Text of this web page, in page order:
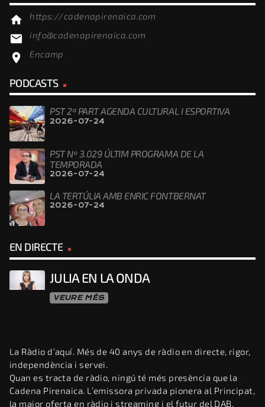
home https://cadenapirenaica.com
email info@cadenapirenaica.com
location_on Encamp
PODCASTS
PST 2ª PART AGENDA CULTURAL I ESPORTIVA
2026-07-24
PST Nº 3.029 ÚLTIM PROGRAMA DE LA
TEMPORADA
2026-07-24
LA TERTÚLIA AMB ENRIC FONTBERNAT
2026-07-24
EN DIRECTE
JULIA EN LA ONDA
VEURE MÉS
La Ràdio d’aquí. Més de 40 anys de ràdio en directe, rigor,
independència i servei.
Quan es tracta de ràdio, ningú té més presència que la
Cadena Pirenaica. L’emissora privada pionera al Principat,
la major oferta en ràdio i streaming i el futur del DAB.